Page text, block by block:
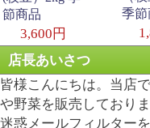
節商品
3,600円
季節
店長あいさつ
皆様こんにちは。当店
や野菜を販売しておりま
迷惑メールフィルター